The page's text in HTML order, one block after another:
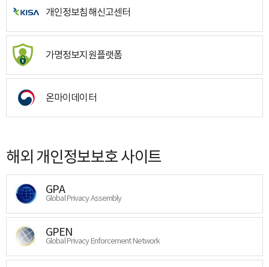
개인정보침해신고센터
가명정보지원플랫폼
온마이데이터
해외 개인정보보호 사이트
GPA
Global Privacy Assembly
GPEN
Global Privacy Enforcement Network